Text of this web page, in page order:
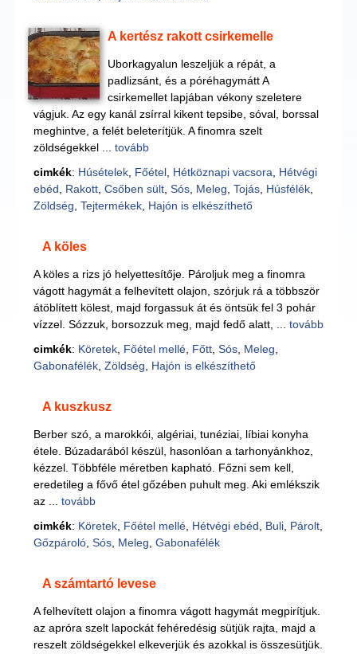
A kertész rakott csirkemelle
Uborkagyalun leszeljük a répát, a
padlizsánt, és a póréhagymátt A
csirkemellet lapjában vékony szeletere
vágjuk. Az egy kanál zsírral kikent tepsibe, sóval, borssal
meghintve, a felét beleterítjük. A finomra szelt
zöldségekkel ... tovább
cimkék: Húsételek, Főétel, Hétköznapi vacsora
Hétvégi
ebéd
Rakott, Csőben sült, Sós, Meleg Tojás, Húsfélék,
Zöldség Tejtermékek, Hajón is elkészíthető
A köles
A köles a rizs jó helyettesítője. Pároljuk meg a finomra
vágott hagymát a felhevített olajon, szórjuk rá a többször
átöblített kölest, majd forgassuk át és öntsük fel 3 pohár
vízzel. Sózzuk, borsozzuk meg, majd fedő alatt, ... tovább
cimkék: Köretek, Főétel mellé, Főtt, Sós, Meleg
Gabonafélék, Zöldség Hajón is elkészíthető
A kuszkusz
Berber szó, a marokkói, algériai, tunéziai, líbiai konyha
étele. Búzadarából készül, hasonlóan a tarhonyánkhoz,
kézzel. Többféle méretben kapható. Főzni sem kell,
eredetileg a fővő étel gőzében puhult meg. Aki emlékszik
az ... tovább
cimkék: Köretek, Főétel mellé, Hétvégi ebéd Buli, Párolt,
Gőzpároló, Sós, Meleg Gabonafélék
A számtartó levese
A felhevített olajon a finomra vágott hagymát megpirítjuk.
az apróra szelt lapockát fehéredésig sütjük rajta, majd a
reszelt zöldségekkel elkeverjük és azokkal is összesütjük.